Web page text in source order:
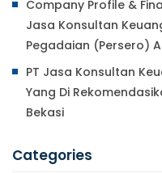
Company Profile &
Jasa Konsultan
Pegadaian (Persero)
PT Jasa Konsultan
Yang Di
Bekasi
Categories